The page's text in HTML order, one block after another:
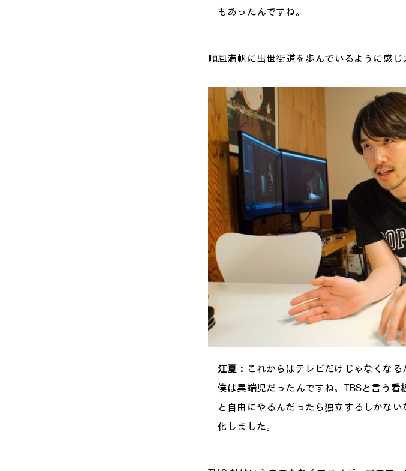
もあったんですね。
順風満帆に出世街道を歩んでいるように感じ
江夏： これからはテレビだけじゃなくな
僕は異端児だったんですね。TBSと言う
と自由にやるんだったら独立するしかな
化しました。